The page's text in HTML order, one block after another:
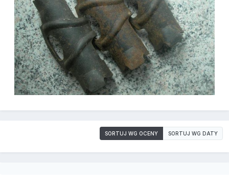
SORTUJ WG OCENY SORTUJ WG DATY